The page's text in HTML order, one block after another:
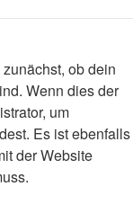
ob dein
Wenn dies der
um
Es ist ebenfalls
der Website